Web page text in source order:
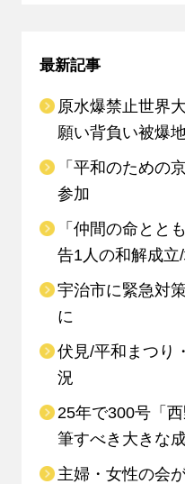
最新記事
原水爆禁止世界
願い背負い被爆
「平和のための
参加
「仲間の命とと
告1人の和解成
宇治市に緊急対
に
伏見/平和まつり
況
25年で300号「
筆すべき大きな
主婦・女性の会